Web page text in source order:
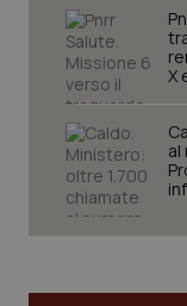
X
al
I cookie
sito web
navigazione
funzionare
Nome